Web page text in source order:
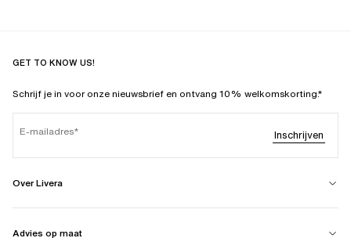
GET TO KNOW US!
Schrijf je in voor onze nieuwsbrief en ontvang 10% welkomskorting.*
E-mailadres Inschrijven
Over Livera
Advies op maat